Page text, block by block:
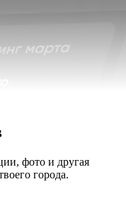
фото и другая
города.